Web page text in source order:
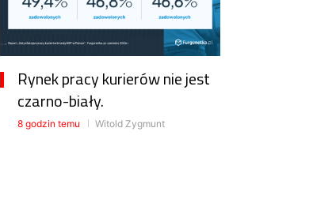
Rynek pracy kurierów nie jest
czarno-biały.
8 godzin temu Witold Zygmunt